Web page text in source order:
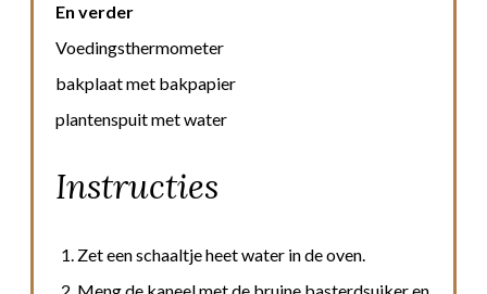
En verder
Voedingsthermometer
bakplaat met bakpapier
plantenspuit met water
Instructies
Zet een schaaltje heet water in de oven.